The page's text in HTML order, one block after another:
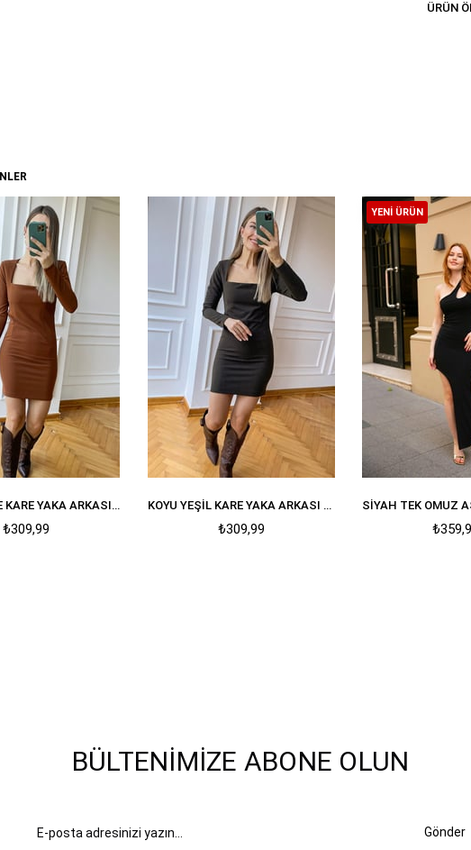
ÜRÜN
KOYU KAHVE KARE YAKA ARKASII FERMUARLI VATKALI ELBISE
₺309,99
KOYU YEŞIL KARE YAKA ARKASI FERMUARLI VATKALI ELBISE
₺309,99
YENI ÜRÜN
BÜLTENIMIZE ABONE OLUN
Gönder